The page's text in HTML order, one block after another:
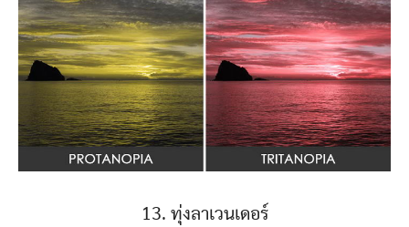
13. ทุ่งลาเวนเดอร์